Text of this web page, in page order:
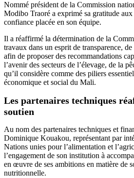
Nommé président de la Commission
Modibo Traoré a exprimé sa gratitude
confiance placée en son équipe.
Il a réaffirmé la détermination de la
travaux dans un esprit de transparence,
afin de proposer des recommandations
l’avenir des secteurs de l’élevage, de la
qu’il considère comme des piliers
économique et social du Mali.
Les partenaires techniques
soutien
Au nom des partenaires techniques et
Dominique Kouakou, représentant par
Nations unies pour l’alimentation et
l’engagement de son institution à
en œuvre de ses ambitions en matière de
nutritionnelle.